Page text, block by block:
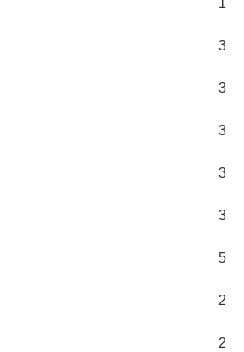
1
3
3
3
3
3
5
2
2